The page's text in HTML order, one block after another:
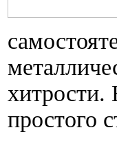
простого